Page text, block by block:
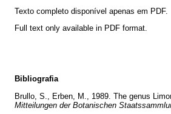
Texto completo disponível apenas em PDF.
Full text only available in PDF format.
Bibliografia
Brullo, S., Erben, M., 1989. The genus
Mitteilungen der Botanischen